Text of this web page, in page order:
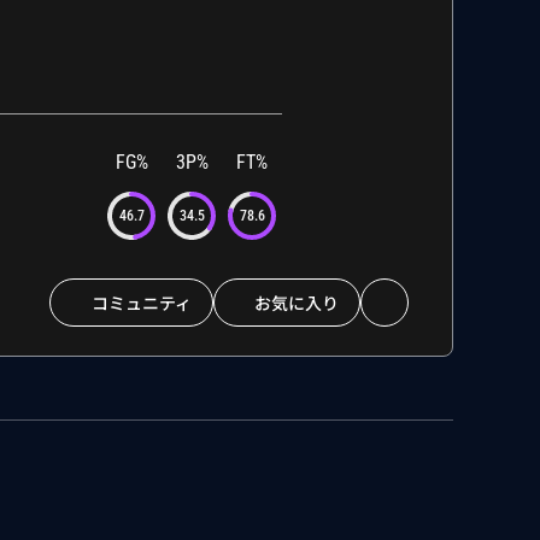
FG%
46.7
3P%
34.5
FT%
78.6
コミュニティ お気に入り